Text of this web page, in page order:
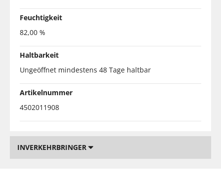
Feuchtigkeit
82,00 %
Haltbarkeit
Ungeöffnet mindestens 48 Tage haltbar
Artikelnummer
4502011908
INVERKEHRBRINGER